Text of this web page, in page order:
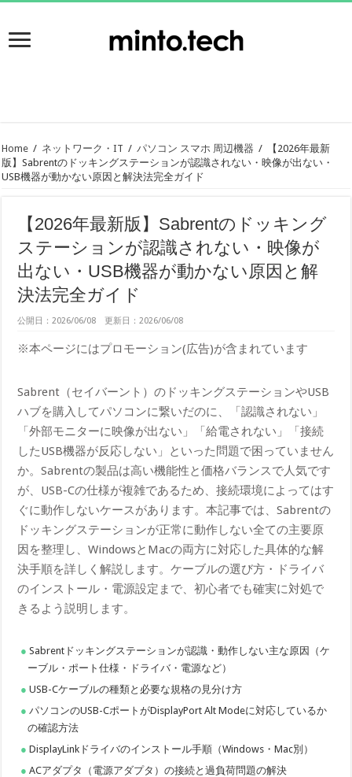
Home / ネットワーク・IT / パソコン スマホ 周辺機器 /
【2026年最新
版】Sabrentのドッキングステーションが認識されない・映像が出ない・
USB機器が動かない原因と解決法完全ガイド
【2026年最新版】Sabrentのドッキング
ステーションが認識されない・映像が
出ない・USB機器が動かない原因と解
決法完全ガイド
公開日：2026/06/08 更新日：2026/06/08
※本ページにはプロモーション(広告)が含まれています
Sabrent（セイバーント）のドッキングステーションやUSB
ハブを購入してパソコンに繋いだのに、「認識されない」
「外部モニターに映像が出ない」「給電されない」「接続
したUSB機器が反応しない」といった問題で困っていません
か。Sabrentの製品は高い機能性と価格バランスで人気です
が、USB-Cの仕様が複雑であるため、接続環境によってはす
ぐに動作しないケースがあります。本記事では、Sabrentの
ドッキングステーションが正常に動作しない全ての主要原
因を整理し、WindowsとMacの両方に対応した具体的な解
決手順を詳しく解説します。ケーブルの選び方・ドライバ
のインストール・電源設定まで、初心者でも確実に対処で
きるよう説明します。
Sabrentドッキングステーションが認識・動作しない主な原因（ケ
ーブル・ポート仕様・ドライバ・電源など）
USB-Cケーブルの種類と必要な規格の見分け方
パソコンのUSB-CポートがDisplayPort Alt Modeに対応しているか
の確認方法
DisplayLinkドライバのインストール手順（Windows・Mac別）
ACアダプタ（電源アダプタ）の接続と過負荷問題の解決